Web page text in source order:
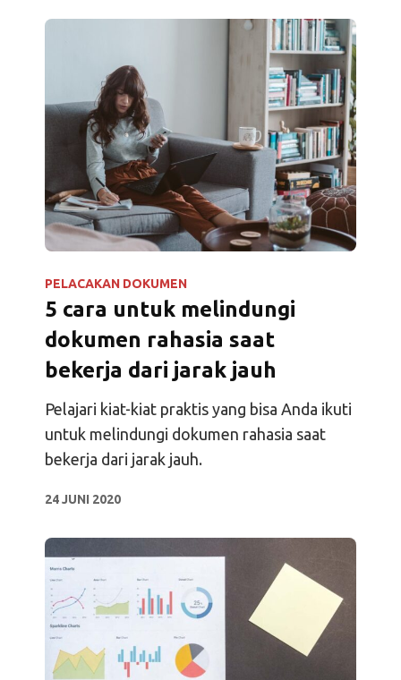
PELACAKAN DOKUMEN
5 cara untuk melindungi
dokumen rahasia saat
bekerja dari jarak jauh
Pelajari kiat-kiat praktis yang bisa Anda ikuti
untuk melindungi dokumen rahasia saat
bekerja dari jarak jauh.
24 JUNI 2020